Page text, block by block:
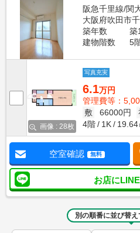
阪急千里線/関
大阪府吹田市
築年数
築
建物階数
5
画像 : 28枚
写真充実
6.1万円
管理費等：
敷
66000円
4階
1K 19.64
空室確認 無料
お店に
別の順番に並び替